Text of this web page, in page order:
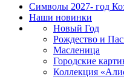
Символы 2027- год
Наши новинки
Новый Год
Рождество и
Масленица
Городские
Коллекция